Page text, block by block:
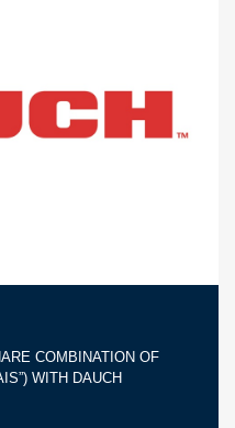
COMBINATION OF
WITH DAUCH